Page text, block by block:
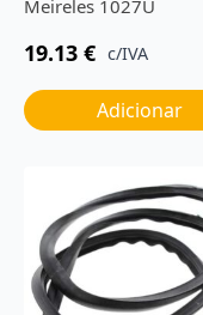
Meireles 1027U
19.13 € c/IVA
Adicionar